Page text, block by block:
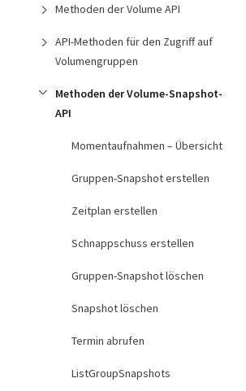
Methoden der Volume API
API-Methoden für den Zugriff auf
Volumengruppen
Methoden der Volume-Snapshot-
API
Momentaufnahmen – Übersicht
Gruppen-Snapshot erstellen
Zeitplan erstellen
Schnappschuss erstellen
Gruppen-Snapshot löschen
Snapshot löschen
Termin abrufen
ListGroupSnapshots